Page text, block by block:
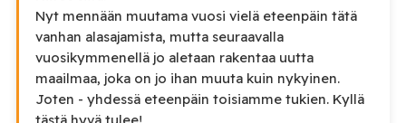
Nyt mennään muutama vuosi vielä eteenpäin tätä
vanhan alasajamista, mutta seuraavalla
vuosikymmenellä jo aletaan rakentaa uutta
maailmaa, joka on jo ihan muuta kuin nykyinen.
Joten - yhdessä eteenpäin toisiamme tukien. Kyllä